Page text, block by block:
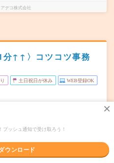
アデコ株式会社
分↑↑〉コツコツ事務
土日祝日が休み WEB登録OK
本町駅から徒歩7分／西大橋駅から
間30分) (休憩60分)
ッシュ通知で受け取ろう！
ウンロード